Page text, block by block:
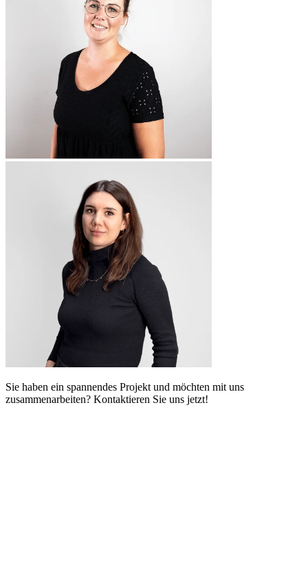
Sie haben ein spannendes Projekt und möchten mit uns
zusammenarbeiten? Kontaktieren Sie uns jetzt!